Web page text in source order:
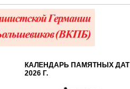
КАЛЕНДАРЬ ПАМЯТНЫХ ДАТ
2026 Г.